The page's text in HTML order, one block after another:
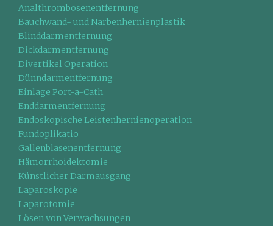
Analthrombosenentfernung
Bauchwand- und Narbenhernienplastik
Blinddarmentfernung
Dickdarmentfernung
Divertikel Operation
Dünndarmentfernung
Einlage Port-a-Cath
Enddarmentfernung
Endoskopische Leistenhernienoperation
Fundoplikatio
Gallenblasenentfernung
Hämorrhoidektomie
Künstlicher Darmausgang
Laparoskopie
Laparotomie
Lösen von Verwachsungen